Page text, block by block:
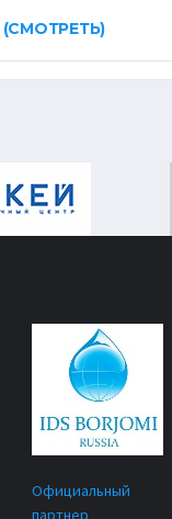
(СМОТРЕТЬ)
Официальный
партнер